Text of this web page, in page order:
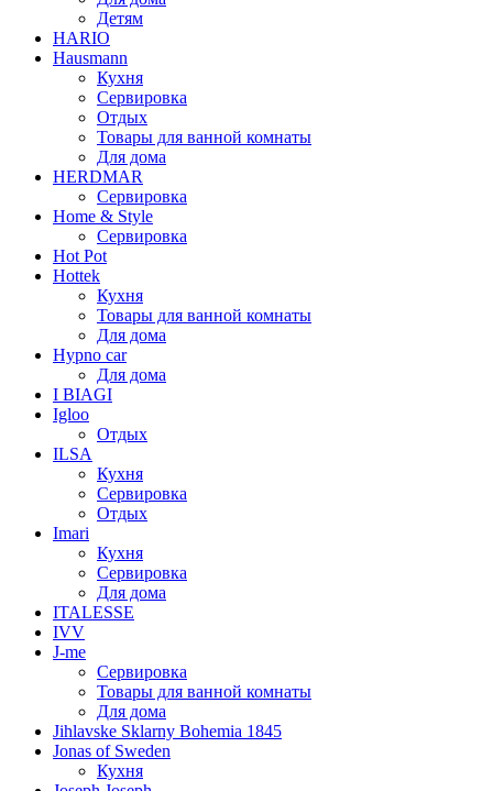
Детям
HARIO
Hausmann
Кухня
Сервировка
Отдых
Товары для ванной комнаты
Для дома
HERDMAR
Сервировка
Home & Style
Сервировка
Hot Pot
Hottek
Кухня
Товары для ванной комнаты
Для дома
Hypno car
Для дома
I BIAGI
Igloo
Отдых
ILSA
Кухня
Сервировка
Отдых
Imari
Кухня
Сервировка
Для дома
ITALESSE
IVV
J-me
Сервировка
Товары для ванной комнаты
Для дома
Jihlavske Sklarny Bohemia 1845
Jonas of Sweden
Кухня